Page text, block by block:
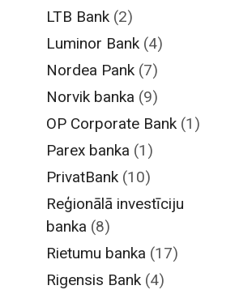
LTB Bank (2)
Luminor Bank (4)
Nordea Pank (7)
Norvik banka (9)
OP Corporate Bank (1)
Parex banka (1)
PrivatBank (10)
Reģionālā investīciju
banka (8)
Rietumu banka (17)
Rigensis Bank (4)